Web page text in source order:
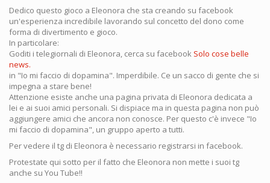
Dedico questo gioco a Eleonora che sta creando su facebook
un'esperienza incredibile lavorando sul concetto del dono come
forma di divertimento e gioco.
In particolare:
Goditi i telegiornali di Eleonora, cerca su facebook Solo cose belle
news.
in "Io mi faccio di dopamina". Imperdibile. Ce un sacco di gente che si
impegna a stare bene!
Attenzione esiste anche una pagina privata di Eleonora dedicata a
lei e ai suoi amici personali. Si dispiace ma in questa pagina non può
aggiungere amici che ancora non conosce. Per questo c'è invece "Io
mi faccio di dopamina", un gruppo aperto a tutti.
Per vedere il tg di Eleonora è necessario registrarsi in facebook.
Protestate qui sotto per il fatto che Eleonora non mette i suoi tg
anche su You Tube!!